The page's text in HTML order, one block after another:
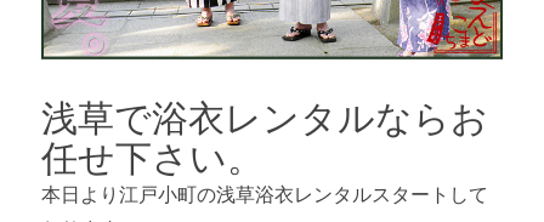
浅草で浴衣レンタルならお
任せ下さい。
本日より江戸小町の浅草浴衣レンタルスタートして